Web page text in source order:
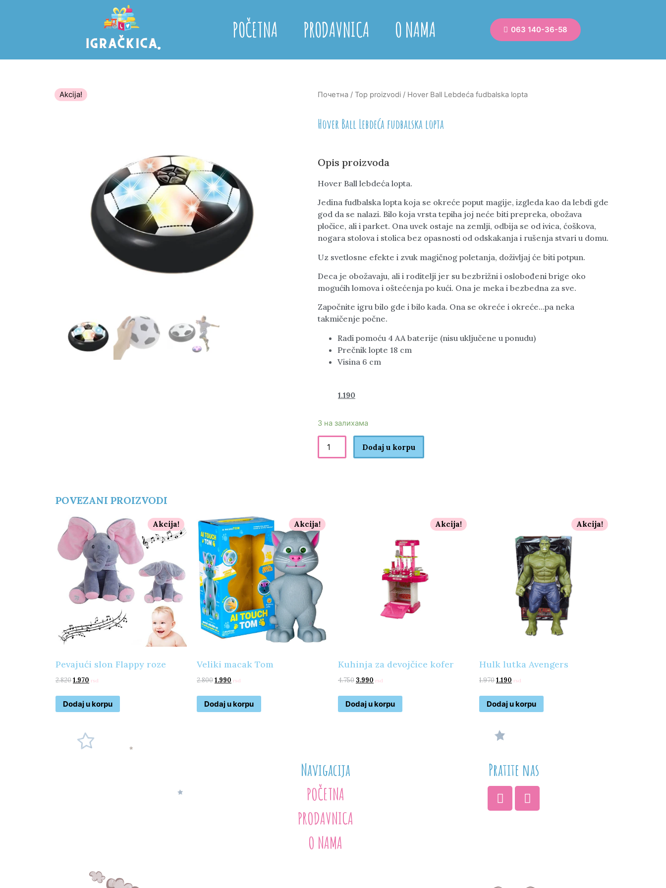
POČETNA PRODAVNICA O NAMA 063 140-36-58
Akcija! Почетна / Top proizvodi / Hover Ball Lebdeća fudbalska lopta
Hover Ball Lebdeća fudbalska lopta
Opis proizvoda
Hover Ball lebdeća lopta.
Jedina fudbalska lopta koja se okreće poput magije, izgleda kao da lebdi gde
god da se nalazi. Bilo koja vrsta tepiha joj neće biti prepreka, obožava
pločice, ali i parket. Ona uvek ostaje na zemlji, odbija se od ivica, ćoškova,
nogara stolova i stolica bez opasnosti od odskakanja i rušenja stvari u domu.
Uz svetlosne efekte i zvuk magičnog poletanja, doživljaj će biti potpun.
Deca je obožavaju, ali i roditelji jer su bezbrižni i oslobođeni brige oko
mogućih lomova i oštećenja po kući. Ona je meka i bezbedna za sve.
Započnite igru bilo gde i bilo kada. Ona se okreće i okreće…pa neka
takmičenje počne.
Radi pomoću 4 AA baterije (nisu uključene u ponudu)
Prečnik lopte 18 cm
Visina 6 cm
1.190
3 на залихама
Dodaj u korpu
POVEZANI PROIZVODI
Akcija!
Pevajući slon Flappy roze
2.8201.970 rsd
Dodaj u korpu
Akcija!
Veliki macak Tom
2.8001.990 rsd
Dodaj u korpu
Akcija!
Kuhinja za devojčice kofer
4.750 3.990 rsd
Dodaj u korpu
Akcija!
Hulk lutka Avengers
1.9701.190 rsd
Dodaj u korpu
Navigacija
POČETNA
PRODAVNICA
O NAMA
Pratite nas